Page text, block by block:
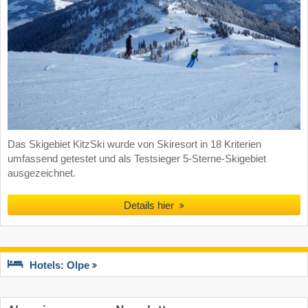
Das Skigebiet KitzSki wurde von Skiresort in 18 Kriterien
umfassend getestet und als Testsieger 5-Sterne-Skigebiet
ausgezeichnet.
Details hier
Hotels: Olpe